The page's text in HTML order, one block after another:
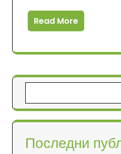
Read More
за:
Последни